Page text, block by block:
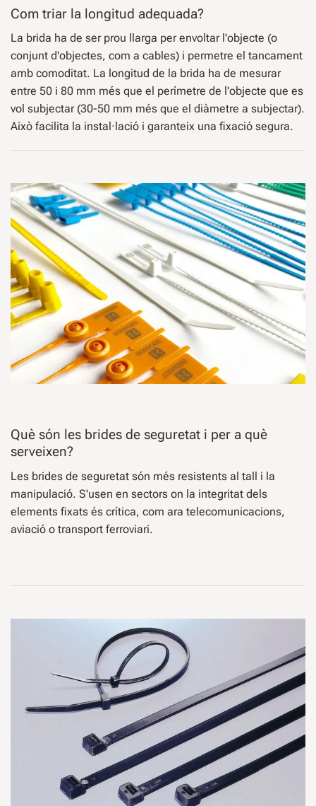
Com triar la longitud adequada?
La brida ha de ser prou llarga per envoltar l'objecte (o
conjunt d'objectes, com a cables) i permetre el tancament
amb comoditat. La longitud de la brida ha de mesurar
entre 50 i 80 mm més que el perímetre de l'objecte que es
vol subjectar (30-50 mm més que el diàmetre a subjectar).
Això facilita la instal·lació i garanteix una fixació segura.
Què són les brides de seguretat i per a què
serveixen?
Les brides de seguretat són més resistents al tall i la
manipulació. S'usen en sectors on la integritat dels
elements fixats és crítica, com ara telecomunicacions,
aviació o transport ferroviari.